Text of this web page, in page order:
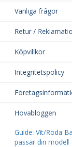
Vanliga frågor
Retur /
Köpvillkor
Integritetspolicy
Hovabloggen
Guide: Vit/Röda
passar din modell